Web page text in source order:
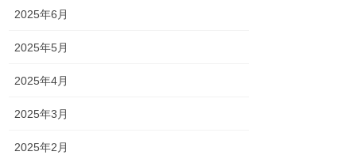
2025年6月
2025年5月
2025年4月
2025年3月
2025年2月